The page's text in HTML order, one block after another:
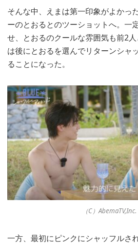
そんな中、えまは第一印象がよかっ
ーのとおるとのツーショットへ。一
せ、とおるのクールな雰囲気も前2
は後にとおるを選んでリターンシャ
ることになった。
（C）AbemaTV,Inc.
一方、最初にピンクにシャッフルさ